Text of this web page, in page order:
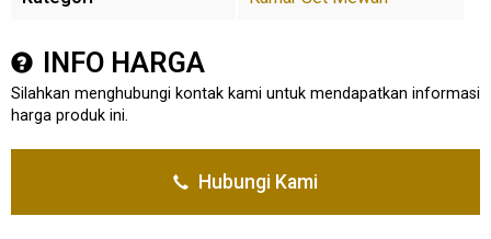
INFO HARGA
Silahkan menghubungi kontak kami untuk mendapatkan informasi
harga produk ini.
Hubungi Kami